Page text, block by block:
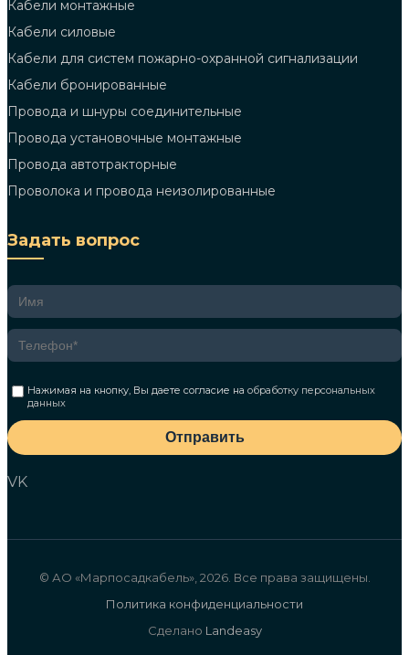
Кабели монтажные
Кабели силовые
Кабели для систем пожарно-охранной сигнализации
Кабели бронированные
Провода и шнуры соединительные
Провода установочные монтажные
Провода автотракторные
Проволока и провода неизолированные
Задать вопрос
Нажимая на кнопку, Вы даете согласие наобработку персональных
данных
Отправить
VK
© АО «Марпосадкабель», 2026. Все права защищены.
Политика конфиденциальности
Сделано Landeasy